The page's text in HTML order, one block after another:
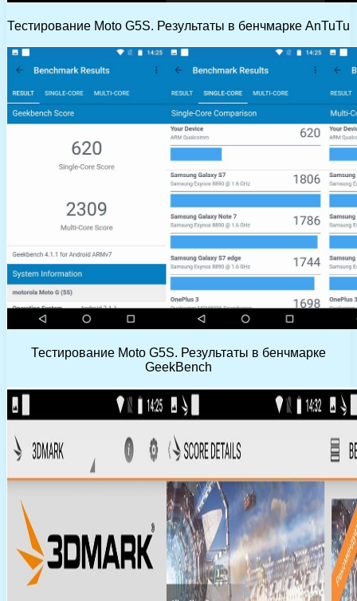
Тестирование Moto G5S. Результаты в бенчмарке AnTuTu
Тестирование Moto G5S. Результаты в бенчмарке
GeekBench